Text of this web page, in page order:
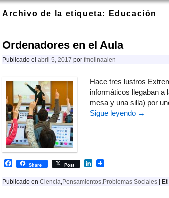
Archivo de la etiqueta: Educación
Ordenadores en el Aula
Publicado el abril 5, 2017 por fmolinaalen
Hace tres lustros
informáticos llegaban a
mesa y una silla) por
Sigue leyendo →
F
c
e
Share Post
L
n
k
Publicado en Ciencia Pensamientos Problemas Sociales |